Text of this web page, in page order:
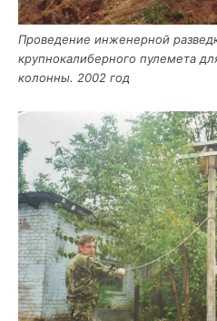
Про­ве­де­ние инже­нер­ной
круп­но­ка­ли­бер­но­го пуле­ме­та
колон­ны. 2002 год